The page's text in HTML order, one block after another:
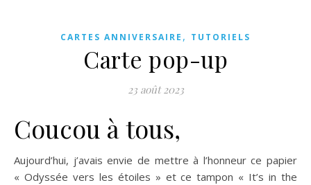
CARTES ANNIVERSAIRE , TUTORIELS
Carte pop-up
23 août 2023
Coucou à tous,
Aujourd’hui, j’avais envie de mettre à l’honneur ce papier
« Odyssée vers les étoiles » et ce tampon « It’s in the